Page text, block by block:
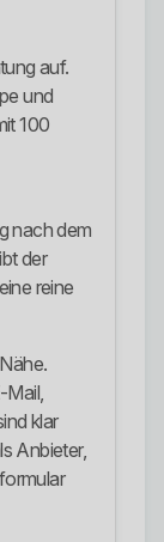
auf.
und
100
nach dem
der
reine
Mail,
klar
Anbieter,